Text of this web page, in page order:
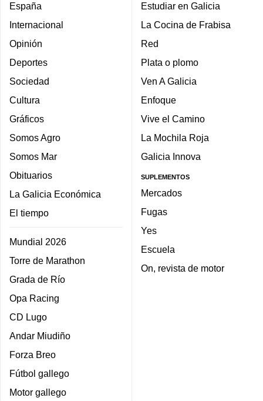
España
Internacional
Opinión
Deportes
Sociedad
Cultura
Gráficos
Somos Agro
Somos Mar
Obituarios
La Galicia Económica
El tiempo
Mundial 2026
Torre de Marathon
Grada de Río
Opa Racing
CD Lugo
Andar Miudiño
Forza Breo
Fútbol gallego
Motor gallego
Estudiar en Galicia
La Cocina de Frabisa
Red
Plata o plomo
Ven A Galicia
Enfoque
Vive el Camino
La Mochila Roja
Galicia Innova
SUPLEMENTOS
Mercados
Fugas
Yes
Escuela
On, revista de motor